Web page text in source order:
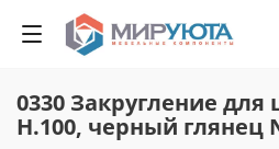
0330 Закругление для
Н.100, черный глянец